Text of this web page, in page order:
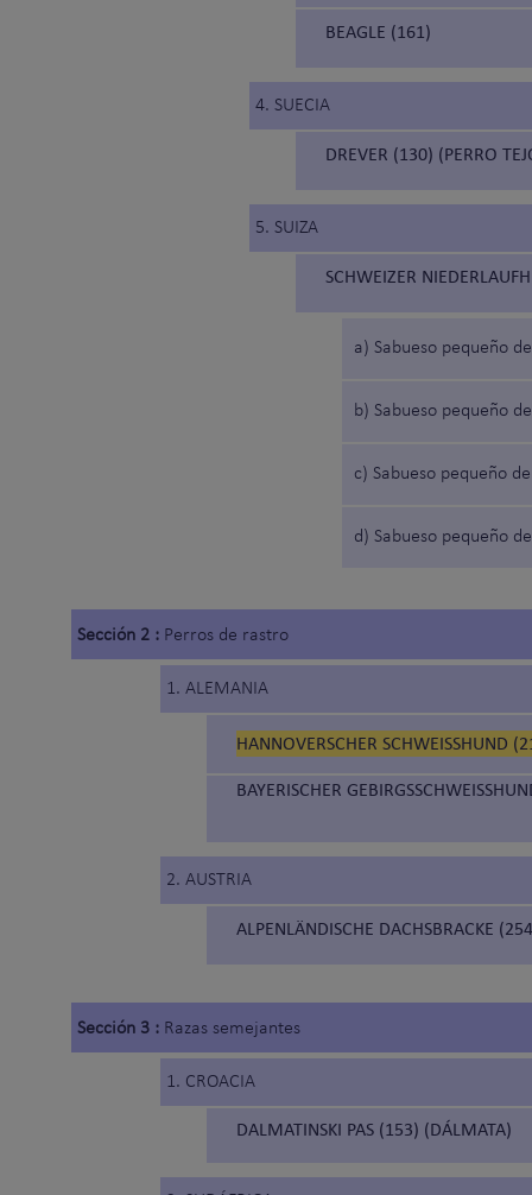
BEAGLE (161)
4. SUECIA
DREVER (130) (PERRO
5. SUIZA
SCHWEIZER
a) Sabueso pequeño
b) Sabueso pequeño
c) Sabueso pequeño
d) Sabueso pequeño
Sección 2 : Perros de rastro
1. ALEMANIA
HANNOVERSCHER SCHWEISSHUND
BAYERISCHER
2. AUSTRIA
ALPENLÄNDISCHE DACHSBRACKE
Sección 3 : Razas semejantes
1. CROACIA
DALMATINSKI PAS (153) (DÁLMATA)